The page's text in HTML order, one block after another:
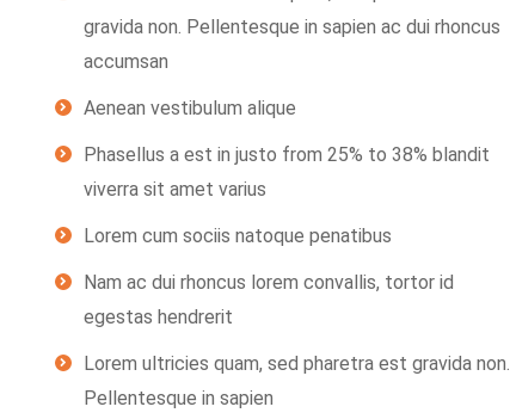
gravida non. Pellentesque in sapien ac dui rhoncus
accumsan
Aenean vestibulum alique
Phasellus a est in justo from 25% to 38% blandit
viverra sit amet varius
Lorem cum sociis natoque penatibus
Nam ac dui rhoncus lorem convallis, tortor id
egestas hendrerit
Lorem ultricies quam, sed pharetra est gravida non.
Pellentesque in sapien